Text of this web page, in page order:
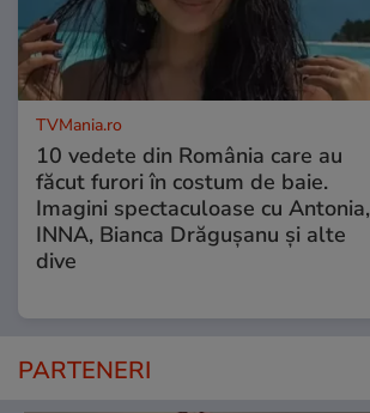
TVMania.ro
10 vedete din România care au
făcut furori în costum de baie.
Imagini spectaculoase cu Antonia,
INNA, Bianca Drăgușanu și alte
dive
PARTENERI